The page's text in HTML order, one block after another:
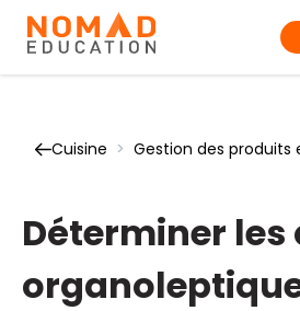
Cuisine > Gestion des produits
Déterminer